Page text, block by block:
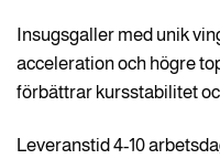
Insugsgaller med unik
acceleration och högre
förbättrar kursstabilitet
Leveranstid 4-10